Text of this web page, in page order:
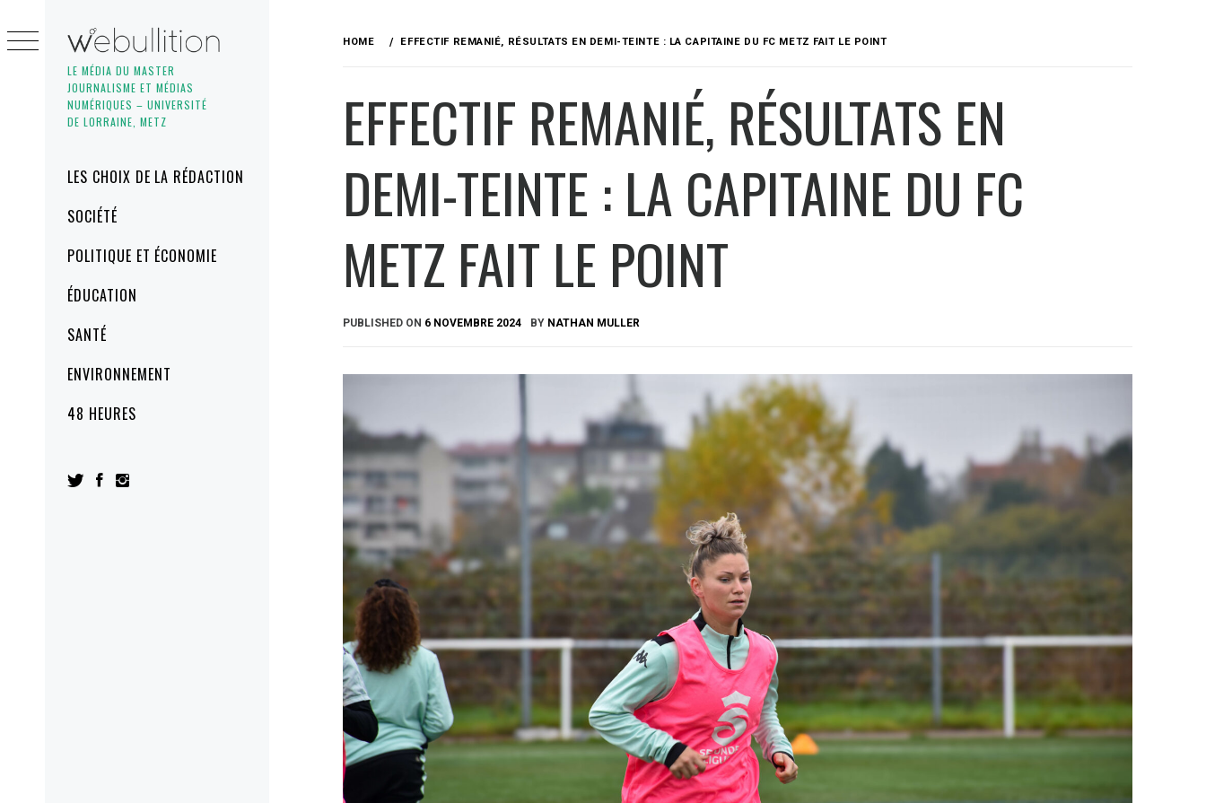
LE MÉDIA DU MASTER
JOURNALISME ET MÉDIAS
NUMÉRIQUES – UNIVERSITÉ
DE LORRAINE, METZ
MenuLES CHOIX DE LA RÉDACTION
SOCIÉTÉ
POLITIQUE ET ÉCONOMIE
ÉDUCATION
SANTÉ
ENVIRONNEMENT
48 HEURES
to
content
HOME EFFECTIF REMANIÉ, RÉSULTATS EN DEMI-TEINTE : LA CAPITAINE DU FC METZ FAIT LE POINT
EFFECTIF REMANIÉ, RÉSULTATS EN
DEMI-TEINTE : LA CAPITAINE DU FC
METZ FAIT LE POINT
PUBLISHED ON 6 NOVEMBRE 2024 BY NATHAN MULLER